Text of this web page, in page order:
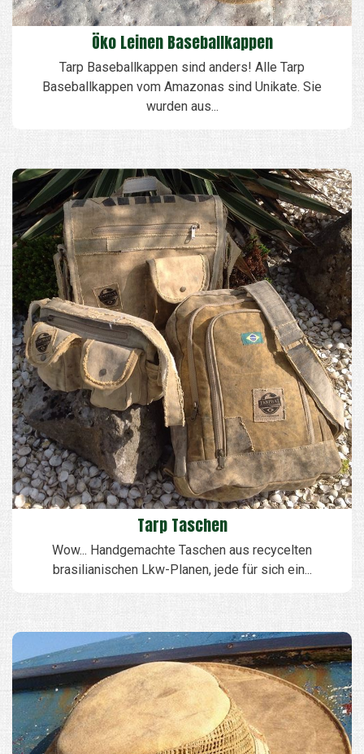
Öko Leinen Baseballkappen
Tarp Baseballkappen sind anders! Alle Tarp
Baseballkappen vom Amazonas sind Unikate. Sie
wurden aus...
Tarp Taschen
Wow... Handgemachte Taschen aus recycelten
brasilianischen Lkw-Planen, jede für sich ein...